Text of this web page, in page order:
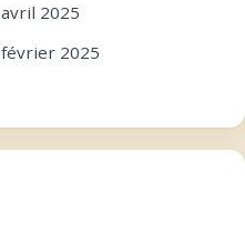
avril 2025
février 2025
octobre 2024